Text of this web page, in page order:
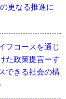
更なる推進に
フコースを通じ
た政策提言ーす
できる社会の構